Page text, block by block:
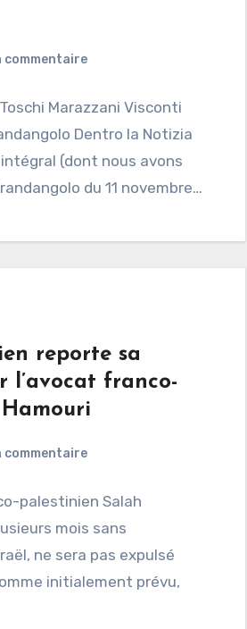
commentaire
Marazzani Visconti
Dentro la Notizia
(dont nous avons
du 11 novembre…
reporte sa
l’avocat franco-
commentaire
palestinien Salah
mois sans
ne sera pas expulsé
initialement prévu,